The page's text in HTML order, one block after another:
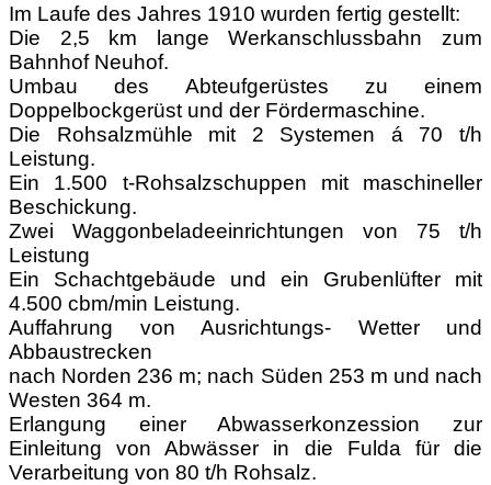
Im Laufe des Jahres 1910 wurden fertig gestellt:
Die 2,5 km lange Werkanschlussbahn zum
Bahnhof Neuhof.
Umbau des Abteufgerüstes zu einem
Doppelbockgerüst und der Fördermaschine.
Die Rohsalzmühle mit 2 Systemen á 70 t/h
Leistung.
Ein 1.500 t-Rohsalzschuppen mit maschineller
Beschickung.
Zwei Waggonbeladeeinrichtungen von 75 t/h
Leistung
Ein Schachtgebäude und ein Grubenlüfter mit
4.500 cbm/min Leistung.
Auffahrung von Ausrichtungs- Wetter und
Abbaustrecken
nach Norden 236 m; nach Süden 253 m und nach
Westen 364 m.
Erlangung einer Abwasserkonzession zur
Einleitung von Abwässer in die Fulda für die
Verarbeitung von 80 t/h Rohsalz.